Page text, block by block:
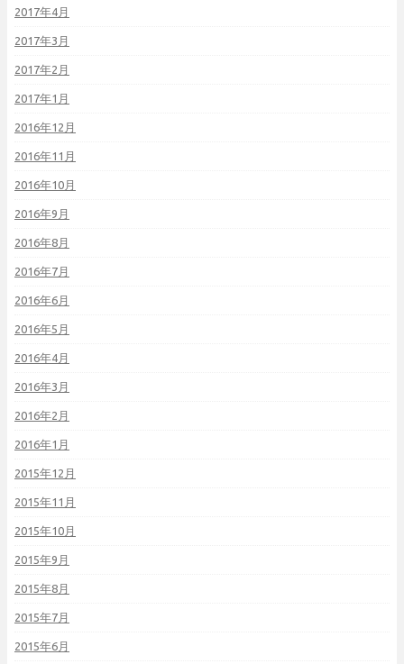
2017年4月
2017年3月
2017年2月
2017年1月
2016年12月
2016年11月
2016年10月
2016年9月
2016年8月
2016年7月
2016年6月
2016年5月
2016年4月
2016年3月
2016年2月
2016年1月
2015年12月
2015年11月
2015年10月
2015年9月
2015年8月
2015年7月
2015年6月